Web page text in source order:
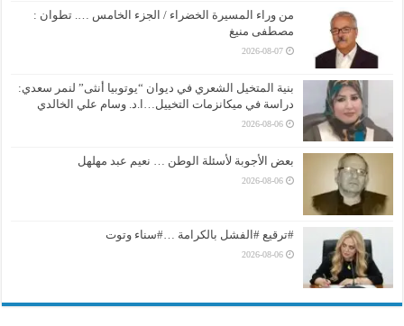
من وراء المسيرة الخضراء / الجزء الخامس …. تطوان :
مصطفى منيغ
2026-08-07
بنية المتخيل الشعري في ديوان “يوتوبيا أنثى” لنمر سعدي:
دراسة في ميكانزمات التخييل…ا.د. وسام علي الخالدي
2026-08-06
بعض الأجوبة لأسئلة الوطن … نعيم عبد مهلهل
2026-08-06
#ترقيع #الفشل بالكرامة …#سناء وتوت
2026-08-06